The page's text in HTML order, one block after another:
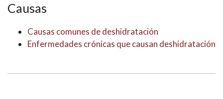
Causas
Causas comunes de deshidratación
Enfermedades crónicas que causan deshidratación